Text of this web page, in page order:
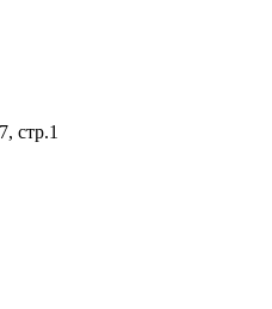
стр.1